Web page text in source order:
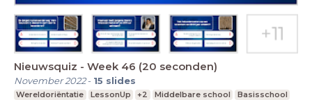
Nieuwsquiz - Week 46 (20 seconden)
November 2022- 15 slides
Wereldoriëntatie LessonUp +2 Middelbare school
Basisschool